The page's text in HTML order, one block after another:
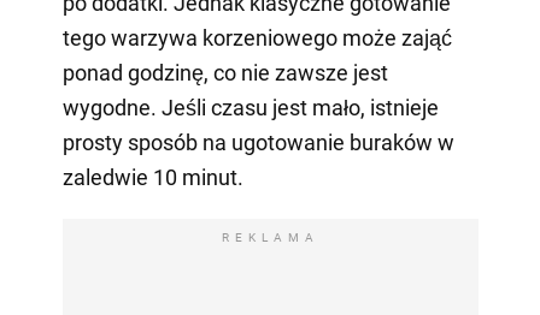
tego warzywa korzeniowego może zająć
ponad godzinę, co nie zawsze jest
wygodne. Jeśli czasu jest mało, istnieje
prosty sposób na ugotowanie buraków w
zaledwie 10 minut.
REKLAMA